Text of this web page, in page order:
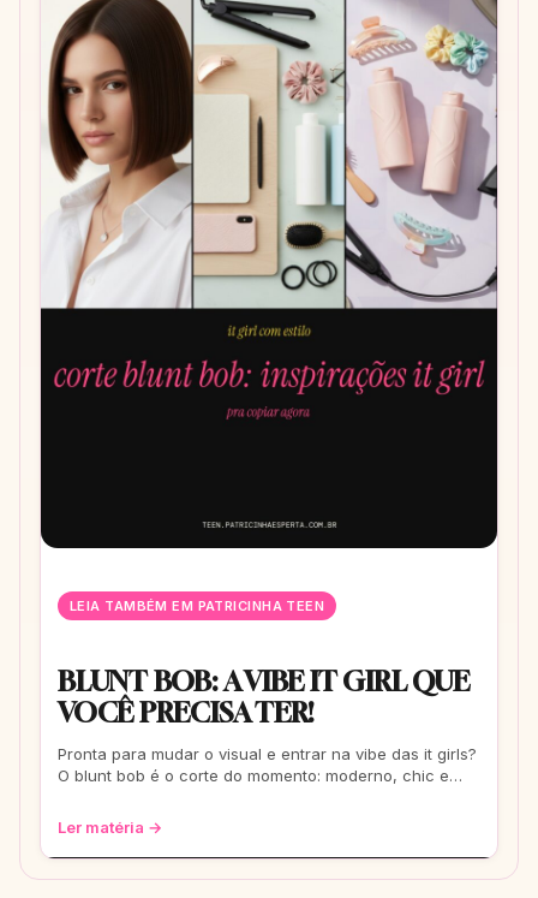
LEIA TAMBÉM EM PATRICINHA TEEN
BLUNT BOB: A VIBE IT GIRL QUE
VOCÊ PRECISA TER!
Pronta para mudar o visual e entrar na vibe das it girls?
O blunt bob é o corte do momento: moderno, chic e
Ler matéria →